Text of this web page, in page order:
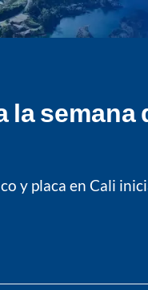
semana
y placa en Cali